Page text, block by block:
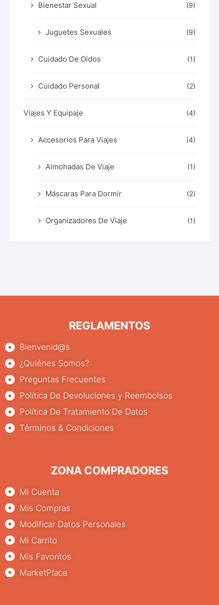
Bienestar Sexual (9)
Juguetes Sexuales (9)
Cuidado De Oídos (1)
Cuidado Personal (2)
Viajes Y Equipaje (4)
Accesorios Para Viajes (4)
Almohadas De Viaje (1)
Máscaras Para Dormir (2)
Organizadores De Viaje (1)
REGLAMENTOS
Bienvenid@s
¿Quiénes Somos?
Preguntas Frecuentes
Política De Devoluciones y Reembolsos
Política De Tratamiento De Datos
Términos & Condiciones
ZONA COMPRADORES
Mi Cuenta
Mis Compras
Modificar Datos Personales
Mi Carrito
Mis Favoritos
MarketPlace